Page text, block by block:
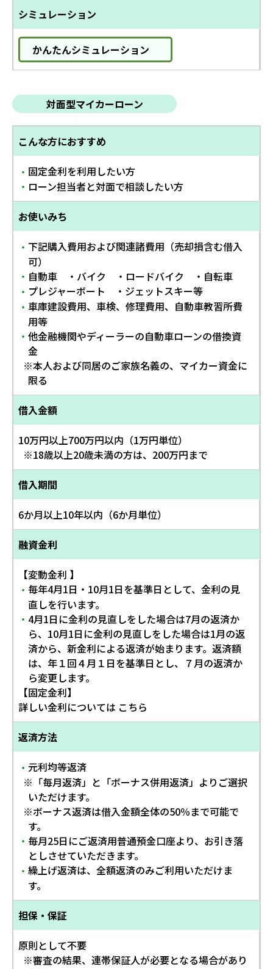
シミュレーション
かんたんシミュレーション
対面型マイカーローン
こんな方におすすめ
・ 固定金利を利用したい方
・ ローン担当者と対面で相談したい方
お使いみち
・ 下記購入費用および関連諸費用（売却損含む借入
可）
・ 自動車 ・バイク ・ロードバイク ・自転車
・ プレジャーボート ・ジェットスキー等
・ 車庫建設費用、車検、修理費用、自動車教習所費
用等
・ 他金融機関やディーラーの自動車ローンの借換資
金
※本人および同居のご家族名義の、マイカー資金に
限る
借入金額
10万円以上700万円以内（1万円単位）
※18歳以上20歳未満の方は、200万円まで
借入期間
6か月以上10年以内（6か月単位）
融資金利
【変動金利 】
・ 毎年4月1日・10月1日を基準日として、金利の見
直しを行います。
・ 4月1日に金利の見直しをした場合は7月の返済か
ら、10月1日に金利の見直しをした場合は1月の返
済から、新金利による返済が始まります。返済額
は、年１回４月１日を基準日とし、７月の返済か
ら変更します。
【固定金利】
詳しい金利については こちら
返済方法
・ 元利均等返済
※「毎月返済」と「ボーナス併用返済」よりご選択
いただけます。
※ボーナス返済は借入金額全体の50％まで可能で
す。
・ 毎月25日にご返済用普通預金口座より、お引き落
としさせていただきます。
・ 繰上げ返済は、全額返済のみご利用いただけま
す。
担保・保証
原則として不要
※審査の結果、連帯保証人が必要となる場合があり